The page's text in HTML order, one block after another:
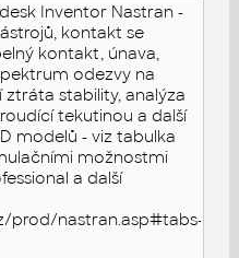
Inventor Nastran -
kontakt se
kontakt, únava,
odezvy na
ztráta stability, analýza
tekutinou a další
modelů - viz tabulka
možnostmi
a další
prod/nastran.asp#tabs-